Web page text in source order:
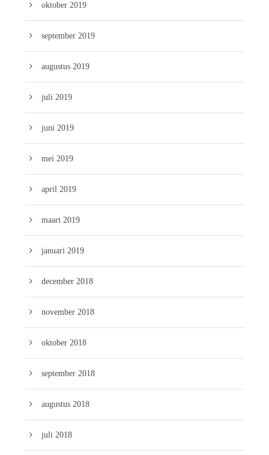
oktober 2019
september 2019
augustus 2019
juli 2019
juni 2019
mei 2019
april 2019
maart 2019
januari 2019
december 2018
november 2018
oktober 2018
september 2018
augustus 2018
juli 2018